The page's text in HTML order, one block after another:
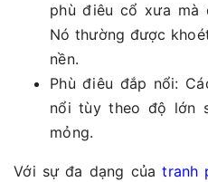
phù điêu cổ xưa mà
Nó thường được
nền.
Phù điêu đắp nổi:
nổi tùy theo độ lớn
mỏng.
Với sự đa dạng củatranh